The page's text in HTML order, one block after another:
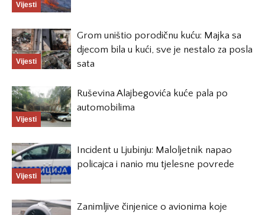
Vijesti
Vijesti
Grom uništio porodičnu kuću: Majka sa
djecom bila u kući, sve je nestalo za posla
sata
Vijesti
Ruševina Alajbegovića kuće pala po
automobilima
Vijesti
Incident u Ljubinju: Maloljetnik napao
policajca i nanio mu tjelesne povrede
Zanimljive činjenice o avionima koje